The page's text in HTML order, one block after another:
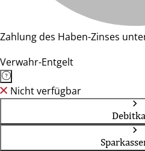
Zahlung des Haben-Zinses
Verwahr-Entgelt
Nicht verfügbar